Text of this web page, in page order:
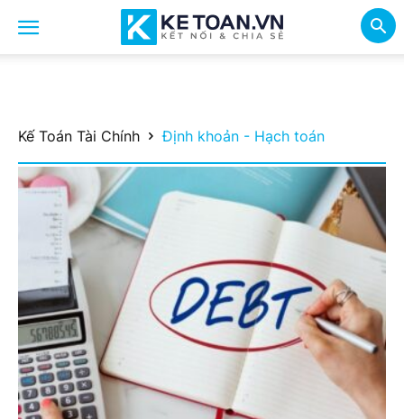
Kế Toán Tài Chính Định khoản - Hạch toán